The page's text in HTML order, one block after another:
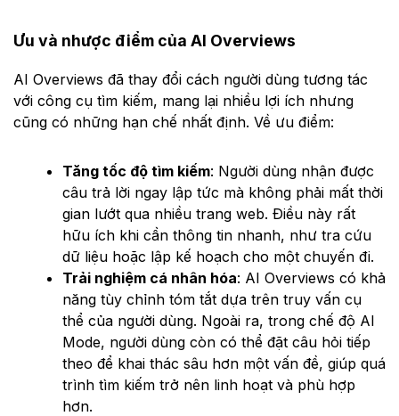
Ưu và nhược điểm của AI Overviews
AI Overviews đã thay đổi cách người dùng tương tác
với công cụ tìm kiếm, mang lại nhiều lợi ích nhưng
cũng có những hạn chế nhất định. Về ưu điểm:
Tăng tốc độ tìm kiếm: Người dùng nhận được
câu trả lời ngay lập tức mà không phải mất thời
gian lướt qua nhiều trang web. Điều này rất
hữu ích khi cần thông tin nhanh, như tra cứu
dữ liệu hoặc lập kế hoạch cho một chuyến đi.
Trải nghiệm cá nhân hóa: AI Overviews có khả
năng tùy chỉnh tóm tắt dựa trên truy vấn cụ
thể của người dùng. Ngoài ra, trong chế độ AI
Mode, người dùng còn có thể đặt câu hỏi tiếp
theo để khai thác sâu hơn một vấn đề, giúp quá
trình tìm kiếm trở nên linh hoạt và phù hợp
hơn.